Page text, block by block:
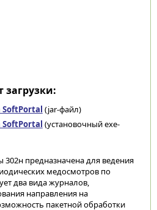
загрузки:
SoftPortal (jar-файл)
SoftPortal (установочный exe-
предназначена для ведения
медосмотров по
два вида журналов,
направления на
пакетной обработки